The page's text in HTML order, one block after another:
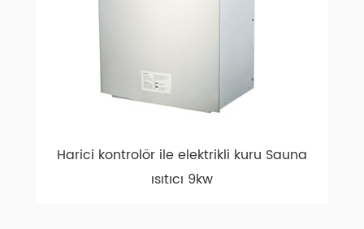
Harici kontrolör ile elektrikli kuru Sauna
ısıtıcı 9kw